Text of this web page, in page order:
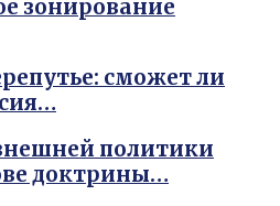
зонирование
сможет ли
политики
доктрины…